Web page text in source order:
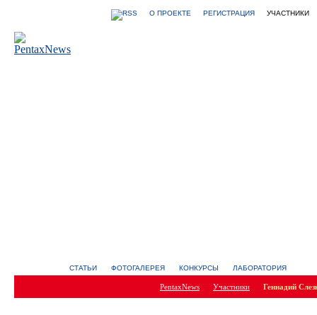
О ПРОЕКТЕ РЕГИСТРАЦИЯ УЧАСТНИКИ
СТАТЬИ ФОТОГАЛЕРЕЯ КОНКУРСЫ ЛАБОРАТОРИЯ
PentaxNews Участники Геннадий